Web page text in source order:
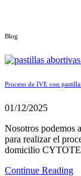
Blog
Proceso de IVE con
01/12/2025
Nosotros podemos
para realizar el
domicilio
Continue Reading